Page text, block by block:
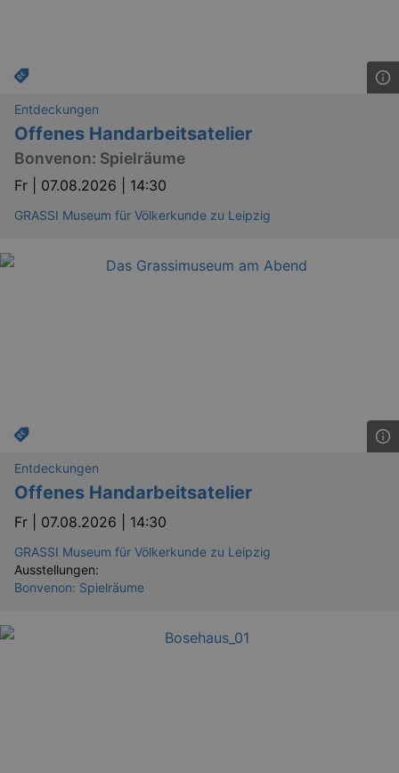
Entdeckungen
Offenes Handarbeitsatelier
Bonvenon: Spielräume
Fr | 07.08.2026 | 14:30
GRASSI Museum für Völkerkunde zu Leipzig
Entdeckungen
Offenes Handarbeitsatelier
Fr | 07.08.2026 | 14:30
GRASSI Museum für Völkerkunde zu Leipzig
Ausstellungen:
Bonvenon: Spielräume